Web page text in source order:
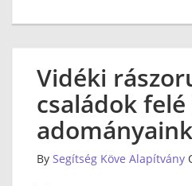
Vidéki
családok
adományaink
By Segítség Köve Alapítvány